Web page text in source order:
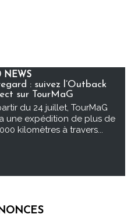
NEWS
: suivez l’Outback
sur TourMaG
du 24 juillet, TourMaG
une expédition de plus de
kilomètres à travers...